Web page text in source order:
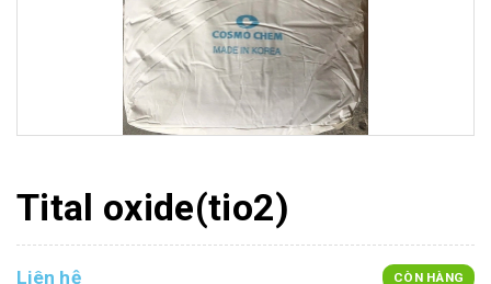
Tital oxide(tio2)
Liên hệ CÒN HÀNG